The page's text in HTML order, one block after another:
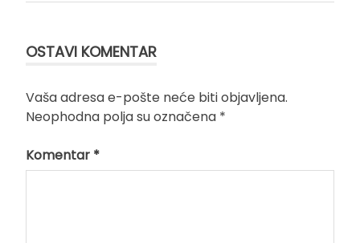
OSTAVI KOMENTAR
Vaša adresa e-pošte neće biti objavljena.
Neophodna polja su označena *
Komentar *